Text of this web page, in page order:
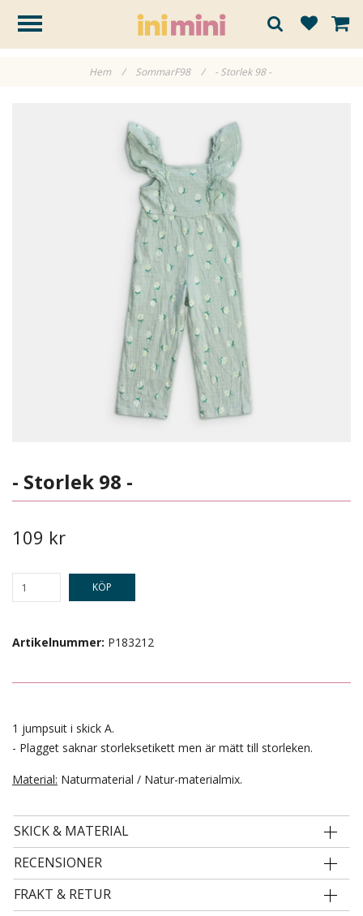
Hem / SommarF98 / - Storlek 98 -
- Storlek 98 -
109 kr
KÖP
Artikelnummer: P183212
1 jumpsuit i skick A.
- Plagget saknar storleksetikett men är mätt till storleken.
Material: Naturmaterial / Natur-materialmix.
SKICK & MATERIAL
RECENSIONER
FRAKT & RETUR